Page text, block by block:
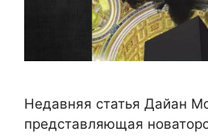
Недавняя статья Дайан
представляющая